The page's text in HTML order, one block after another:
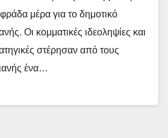
μέρα για το δημοτικό
Οι κομματικές ιδεοληψίες και
στέρησαν από τους
ένα…